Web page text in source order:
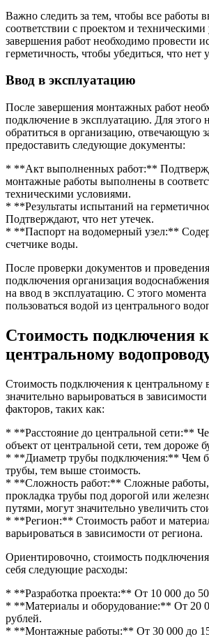
Важно следить за тем, чтобы все работы
соответствии с проектом и
завершения работ необходимо провести
герметичность, чтобы убедиться, что нет
Ввод в эксплуатацию
После завершения монтажных работ
подключение в эксплуатацию. Для этого
обратиться в организацию, отвечающую
предоставить следующие документы:
* **Акт выполненных работ:**
монтажные работы выполнены в
техническими условиями.
* **Результаты испытаний на
Подтверждают, что нет утечек.
* **Паспорт на водомерный узел:**
счетчике воды.
После проверки документов и
подключения организация
на ввод в эксплуатацию. С этого
пользоваться водой из центрального
Стоимость подключения к
центральному
Стоимость подключения к центральному
значительно варьироваться в
факторов, таких как:
* **Расстояние до центральной сети:**
объект от центральной сети, тем дороже
* **Диаметр трубы подключения:** Чем
трубы, тем выше стоимость.
* **Сложность работ:** Сложные работы,
прокладка трубы под дорогой или
путями, могут значительно увеличить
* **Регион:** Стоимость работ и
варьироваться в зависимости от региона.
Ориентировочно, стоимость
себя следующие расходы:
* **Разработка проекта:** От 10 000 до
* **Материалы и оборудование:** От 20
рублей.
* **Монтажные работы:** От 30 000 до